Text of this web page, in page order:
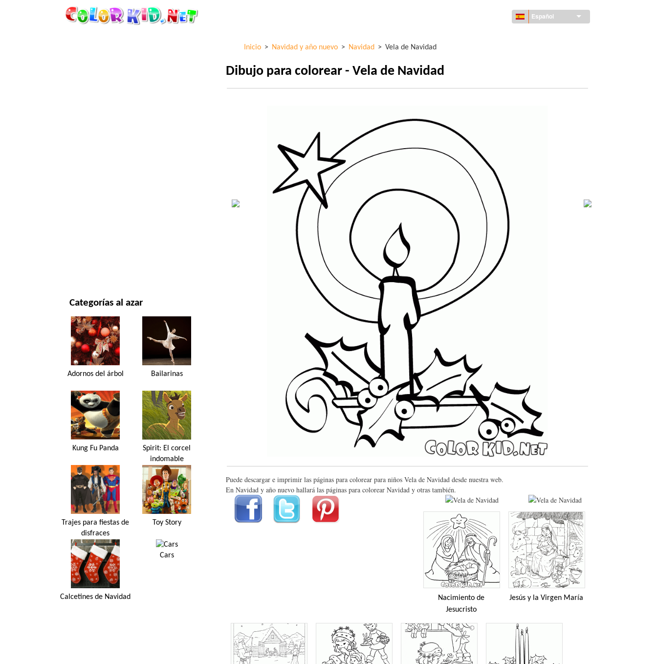
Español
Categorías al azar
Adornos del árbol Bailarinas
Kung Fu Panda
Spirit: El corcel
indomable
Trajes para fiestas de
disfraces
Toy Story
Calcetines de Navidad
Cars
Inicio > Navidad y año nuevo > Navidad > Vela de Navidad
Dibujo para colorear - Vela de Navidad
Puede descargar e imprimir las páginas para colorear para niños Vela de Navidad desde nuestra web.
En Navidad y año nuevo hallará las páginas para colorear Navidad y otras también.
Nacimiento de
Jesucristo
Jesús y la Virgen María